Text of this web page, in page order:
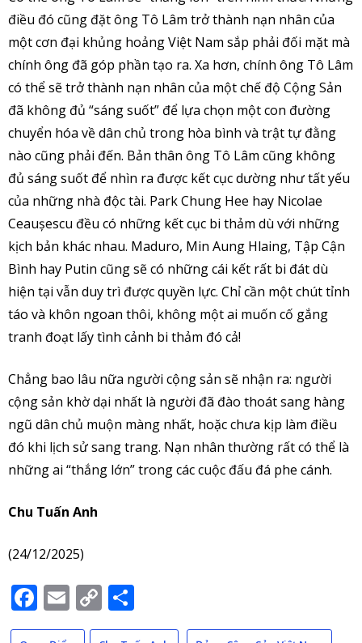
điều đó cũng đặt ông Tô Lâm trở thành nạn nhân của
một cơn đại khủng hoảng Việt Nam sắp phải đối mặt mà
chính ông đã góp phần tạo ra. Xa hơn, chính ông Tô Lâm
có thể sẽ trở thành nạn nhân của một chế độ Cộng Sản
đã không đủ “sáng suốt” để lựa chọn một con đường
chuyển hóa về dân chủ trong hòa bình và trật tự đằng
nào cũng phải đến. Bản thân ông Tô Lâm cũng không
đủ sáng suốt để nhìn ra được kết cục dường như tất yếu
của những nhà độc tài. Park Chung Hee hay Nicolae
Ceaușescu đều có những kết cục bi thảm dù với những
kịch bản khác nhau. Maduro, Min Aung Hlaing, Tập Cận
Bình hay Putin cũng sẽ có những cái kết rất bi đát dù
hiện tại vẫn duy trì được quyền lực. Chỉ cần một chút tỉnh
táo và khôn ngoan thôi, không một ai muốn cố gắng
tranh đoạt lấy tình cảnh bi thảm đó cả!
Chẳng bao lâu nữa người cộng sản sẽ nhận ra: người
cộng sản khờ dại nhất là người đã đào thoát sang hàng
ngũ dân chủ muộn màng nhất, hoặc chưa kịp làm điều
đó khi lịch sử sang trang. Nạn nhân thường rất có thể là
những ai “thắng lớn” trong các cuộc đấu đá phe cánh.
Chu Tuấn Anh
(24/12/2025)
Facebook
Email
Copy
Link